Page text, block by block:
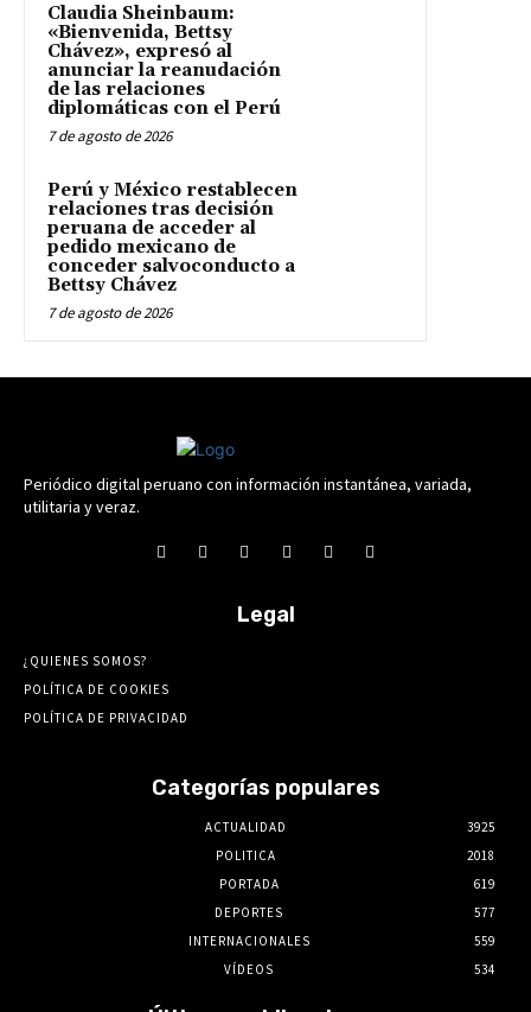
Claudia Sheinbaum:
«Bienvenida, Bettsy
Chávez», expresó al
anunciar la reanudación
de las relaciones
diplomáticas con el Perú
7 de agosto de 2026
Perú y México restablecen
relaciones tras decisión
peruana de acceder al
pedido mexicano de
conceder salvoconducto a
Bettsy Chávez
7 de agosto de 2026
Periódico digital peruano con información instantánea, variada,
utilitaria y veraz.
Legal
¿QUIENES SOMOS?
POLÍTICA DE COOKIES
POLÍTICA DE PRIVACIDAD
Categorías populares
ACTUALIDAD
3925
POLITICA
2018
PORTADA
619
DEPORTES
577
INTERNACIONALES
559
VÍDEOS
534